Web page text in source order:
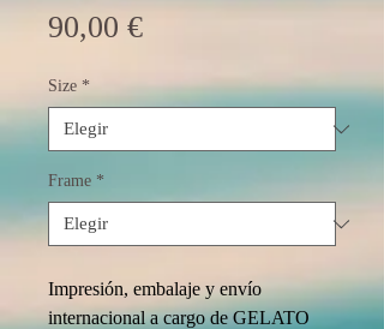
90,00 €Precio
Size *
Frame *
Impresión, embalaje y envío
internacional a cargo de GELATO